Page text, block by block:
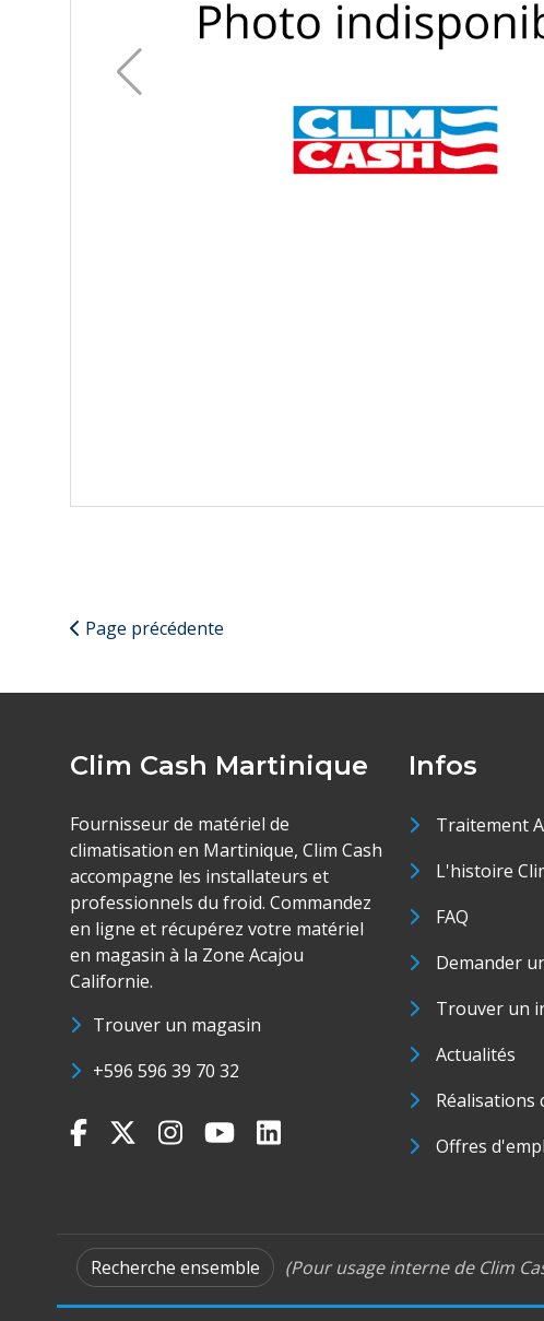
Page précédente
Clim Cash Martinique
Fournisseur de matériel de
climatisation en Martinique, Clim Cash
accompagne les installateurs et
professionnels du froid. Commandez
en ligne et récupérez votre matériel
en magasin à la Zone Acajou
Californie.
Trouver un magasin
+596 596 39 70 32
Infos
Traitement
L'histoire
FAQ
Demander
Trouver un
Actualités
Réalisations
Offres
Recherche ensemble (Pour usage interne de Clim